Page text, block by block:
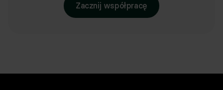
Zacznij współpracę